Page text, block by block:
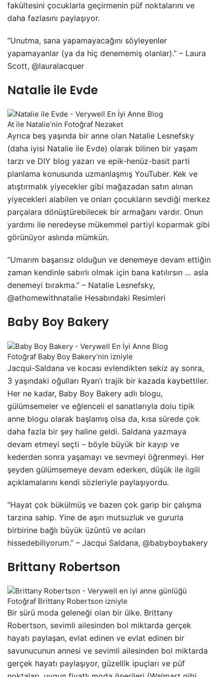
fakültesini çocuklarla geçirmenin püf noktalarını ve
daha fazlasını paylaşıyor.
“Unutma, sana yapamayacağını söyleyenler
yapamayanlar (ya da hiç denememiş olanlar).” – Laura
Scott, @lauralacquer
Natalie ile Evde
At ile Natalie’nin Fotoğraf Nezaket
Ayrıca beş yaşında bir anne olan Natalie Lesnefsky
(daha iyisi Natalie ile Evde) olarak bilinen bir yaşam
tarzı ve DIY blog yazarı ve epik-henüz-basit parti
planlama konusunda uzmanlaşmış YouTuber. Kek ve
atıştırmalık yiyecekler gibi mağazadan satın alınan
yiyecekleri alabilen ve onları çocukların sevdiği merkez
parçalara dönüştürebilecek bir armağanı vardır. Onun
yardımı ile neredeyse mükemmel partiyi koparmak gibi
görünüyor aslında mümkün.
“Umarım başarısız olduğun ve denemeye devam ettiğin
zaman kendinle sabırlı olmak için bana katılırsın … asla
denemeyi bırakma.” – Natalie Lesnefsky,
@athomewithnatalie Hesabındaki Resimleri
Baby Boy Bakery
Fotoğraf Baby Boy Bakery’nin izniyle
Jacqui-Saldana ve kocası evlendikten sekiz ay sonra,
3 yaşındaki oğulları Ryan’ı trajik bir kazada kaybettiler.
Her ne kadar, Baby Boy Bakery adlı blogu,
gülümsemeler ve eğlenceli el sanatlarıyla dolu tipik
anne blogu olarak başlamış olsa da, kısa sürede çok
daha fazla bir şey haline geldi. Saldana yazmaya
devam etmeyi seçti – böyle büyük bir kayıp ve
kederden sonra yaşamayı ve sevmeyi öğrenmeyi. Her
şeyden gülümsemeye devam ederken, düşük ile ilgili
açıklamalarını kendi sözleriyle paylaşıyordu.
“Hayat çok bükülmüş ve bazen çok garip bir çalışma
tarzına sahip. Yine de aşırı mutsuzluk ve gururla
birbirine bağlı büyük üzüntü ve acıları
hissedebiliyorum.” – Jacqui Saldana, @babyboybakery
Brittany Robertson
Fotoğraf Brittany Robertson izniyle
Bir sürü moda geleneği olan bir ülke. Brittany
Robertson, sevimli ailesinden bol miktarda gerçek
hayatı paylaşan, evlat edinen ve evlat edinen bir
savunucunun annesi ve sevimli ailesinden bol miktarda
gerçek hayatı paylaşıyor, güzellik ipuçları ve püf